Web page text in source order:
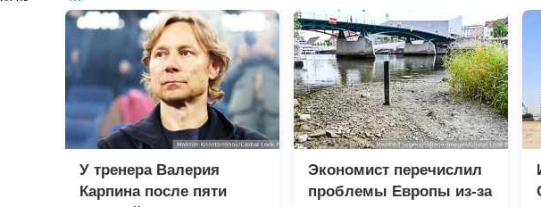
У тренера Валерия
Карпина после пяти
Экономист перечислил
проблемы Европы из-за